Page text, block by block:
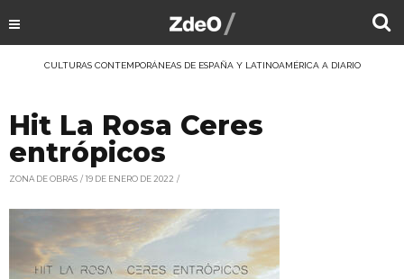
CULTURAS CONTEMPORÁNEAS DE ESPAÑA Y LATINOAMÉRICA A DIARIO
Hit La Rosa Ceres
entrópicos
ZONA DE OBRAS 19 DE ENERO DE 2022